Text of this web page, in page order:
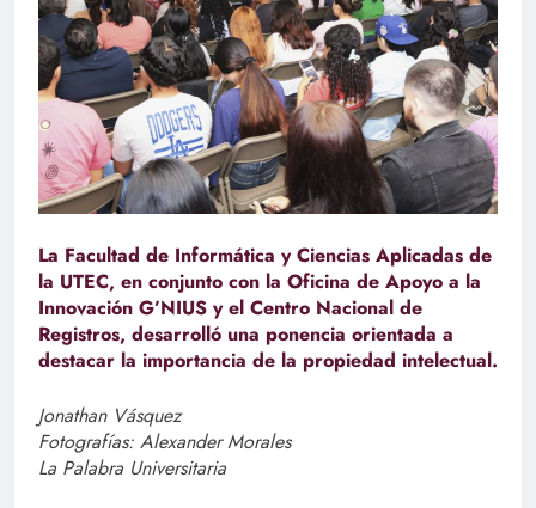
La Facultad de Informática y Ciencias Aplicadas de
la UTEC, en conjunto con la Oficina de Apoyo a la
Innovación G’NIUS y el Centro Nacional de
Registros, desarrolló una ponencia orientada a
destacar la importancia de la propiedad intelectual.
Jonathan Vásquez
Fotografías: Alexander Morales
La Palabra Universitaria